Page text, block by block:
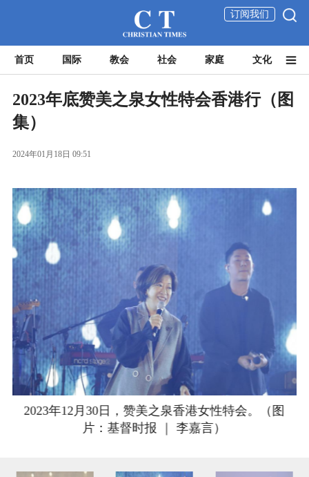
订阅我们
首页 国际 教会 社会 家庭 文化
2023年底赞美之泉女性特会香港行（图
集）
2024年01月18日 09:51
2023年12月30日，赞美之泉香港女性特会。（图
片：基督时报 ｜ 李嘉言）